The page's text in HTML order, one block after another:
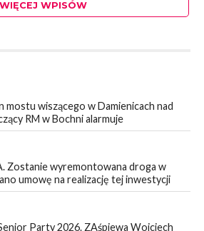
WIĘCEJ WPISÓW
mostu wiszącego w Damienicach nad
RM w Bochni alarmuje
Zostanie wyremontowana droga w
umowę na realizację tej inwestycji
Party 2026. ZAśpiewa Wojciech